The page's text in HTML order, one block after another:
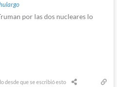
por las dos nucleares lo
desde que se escribió esto